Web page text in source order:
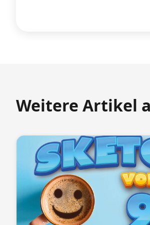
Weitere Artikel